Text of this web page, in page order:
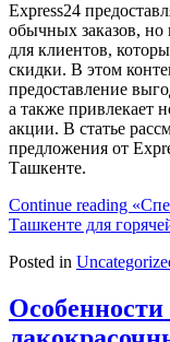
Express24
обычных заказов, но
для клиентов,
скидки. В этом
предоставление
а также привлекает
акции. В статье
предложения от
Ташкенте.
Continue reading
Ташкенте для
Posted in
Особенности